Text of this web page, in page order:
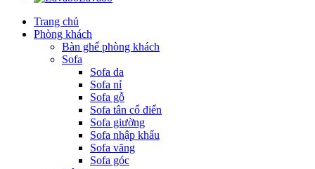
Trang chủ
Phòng khách
Bàn ghế phòng khách
Sofa
Sofa da
Sofa nỉ
Sofa gỗ
Sofa tân cổ điển
Sofa giường
Sofa nhập khẩu
Sofa văng
Sofa góc